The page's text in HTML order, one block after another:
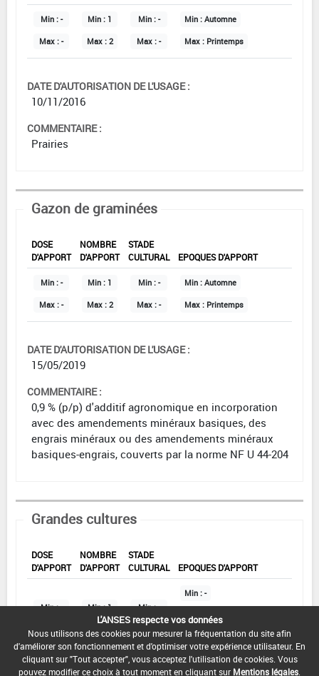
Min : -
Max : -
Min : 1
Max : 2
Min : -
Max : -
Min : Automne
Max : Printemps
DATE D'AUTORISATION DE L'USAGE :
10/11/2016
COMMENTAIRE :
Prairies
Gazon de graminées
DOSE
D'APPORT
NOMBRE
D'APPORT
STADE
CULTURAL
EPOQUES D'APPORT
Min : -
Max : -
Min : 1
Max : 2
Min : -
Max : -
Min : Automne
Max : Printemps
DATE D'AUTORISATION DE L'USAGE :
15/05/2019
COMMENTAIRE :
0,9 % (p/p) d'additif agronomique en incorporation
avec des amendements minéraux basiques, des
engrais minéraux ou des amendements minéraux
basiques-engrais, couverts par la norme NF U 44-204
Grandes cultures
DOSE
D'APPORT
NOMBRE
D'APPORT
STADE
CULTURAL
EPOQUES D'APPORT
Min :-
Max :-
Min :1
Max :
Min :-
Min : -
Commentaire (Min) :
Automne / Printemps
Max :-
L'ANSES respecte vos données
Nous utilisons des cookies pour mesurer la fréquentation du site afin
d'améliorer son fonctionnement et d'optimiser votre expérience utilisateur. En
cliquant sur "Tout accepter", vous acceptez l'utilisation de cookies. Vous
pouvez modifier ce choix à tout moment en cliquant sur Mentions légales